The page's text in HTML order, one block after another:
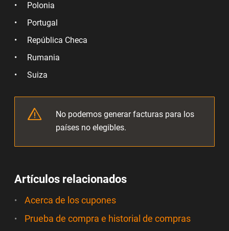
Polonia
Portugal
República Checa
Rumania
Suiza
No podemos generar facturas para los
países no elegibles.
Artículos relacionados
Acerca de los cupones
Prueba de compra e historial de compras